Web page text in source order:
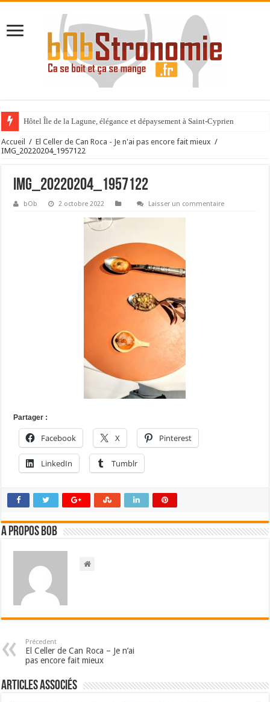
Hôtel Île de la Lagune, élégance et dépaysement à Saint-Cyprien
La Villa Duflot, pépite perpignanaise
Accueil / El Celler de Can Roca - Je n'ai pas encore fait mieux /
IMG_20220204_1957122
IMG_20220204_1957122
bOb 2 octobre 2022 Laisser un commentaire
Partager :
Facebook X Pinterest
LinkedIn Tumblr
A propos bOb
Précedent
El Celler de Can Roca – Je n’ai
pas encore fait mieux
Articles associés